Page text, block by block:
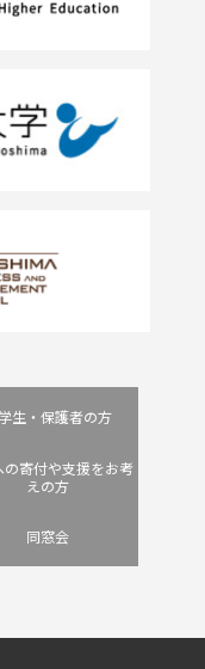
生・保護者の方
の寄付や支援をお考
えの方
同窓会